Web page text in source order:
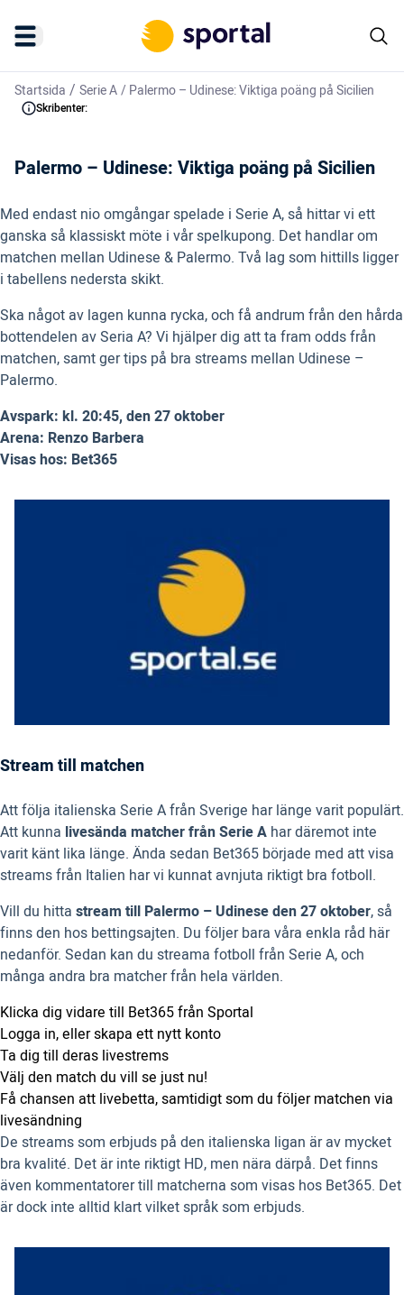
Startsida / Serie A/Palermo – Udinese: Viktiga poäng på Sicilien
Skribenter:
Palermo – Udinese: Viktiga poäng på Sicilien
Med endast nio omgångar spelade i Serie A, så hittar vi ett
ganska så klassiskt möte i vår spelkupong. Det handlar om
matchen mellan Udinese & Palermo. Två lag som hittills ligger
i tabellens nedersta skikt.
Ska något av lagen kunna rycka, och få andrum från den hårda
bottendelen av Seria A? Vi hjälper dig att ta fram odds från
matchen, samt ger tips på bra streams mellan Udinese –
Palermo.
Avspark: kl. 20:45, den 27 oktober
Arena: Renzo Barbera
Visas hos: Bet365
Stream till matchen
Att följa italienska Serie A från Sverige har länge varit populärt.
Att kunna livesända matcher från Serie A har däremot inte
varit känt lika länge. Ända sedan Bet365 började med att visa
streams från Italien har vi kunnat avnjuta riktigt bra fotboll.
Vill du hitta stream till Palermo – Udinese den 27 oktober, så
finns den hos bettingsajten. Du följer bara våra enkla råd här
nedanför. Sedan kan du streama fotboll från Serie A, och
många andra bra matcher från hela världen.
Klicka dig vidare till Bet365 från Sportal
Logga in, eller skapa ett nytt konto
Ta dig till deras livestrems
Välj den match du vill se just nu!
Få chansen att livebetta, samtidigt som du följer matchen via
livesändning
De streams som erbjuds på den italienska ligan är av mycket
bra kvalité. Det är inte riktigt HD, men nära därpå. Det finns
även kommentatorer till matcherna som visas hos Bet365. Det
är dock inte alltid klart vilket språk som erbjuds.